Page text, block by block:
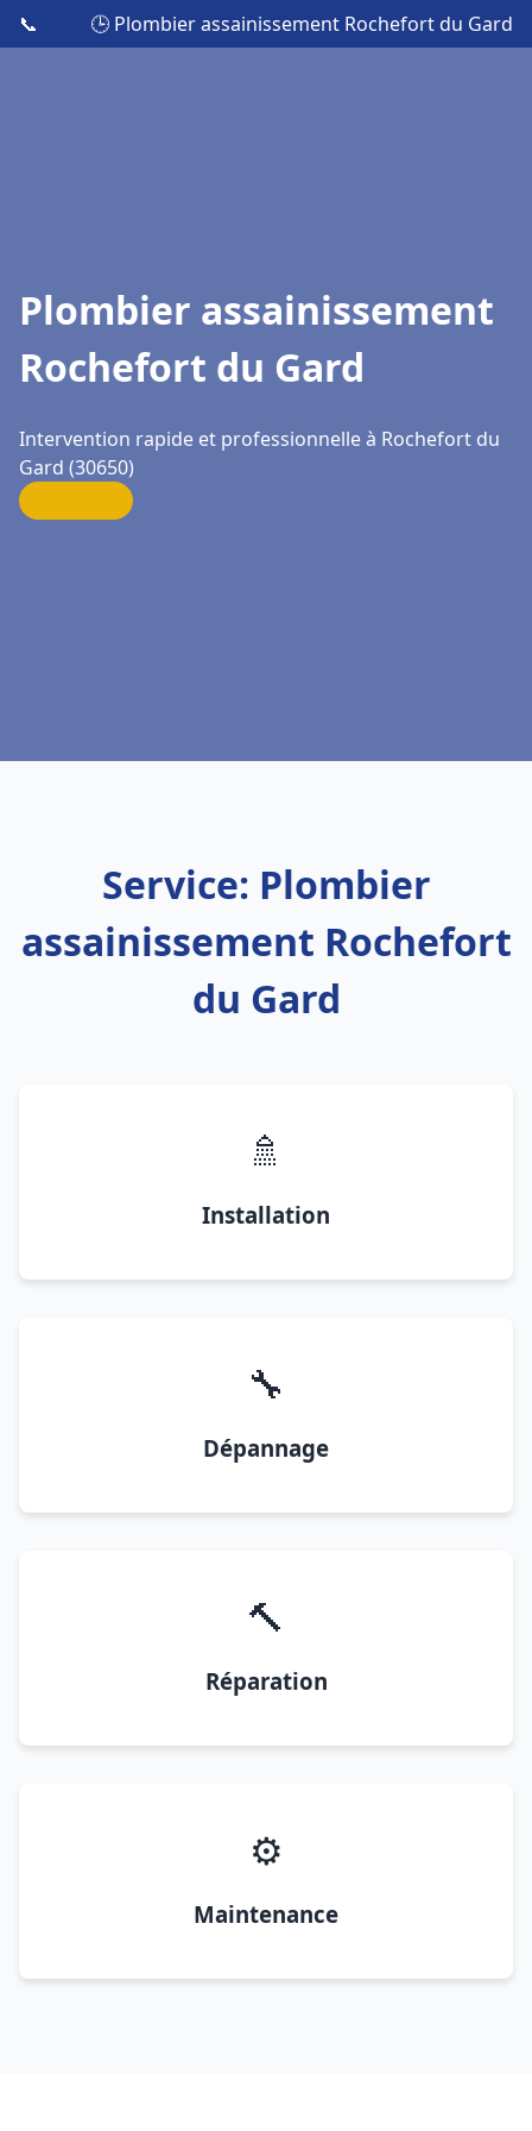
📞 🕒 Plombier assainissement Rochefort du Gard
Plombier assainissement
Rochefort du Gard
Intervention rapide et professionnelle à Rochefort du
Gard (30650)
Service: Plombier
assainissement Rochefort
du Gard
🚿
Installation
🔧
Dépannage
🔨
Réparation
⚙️
Maintenance